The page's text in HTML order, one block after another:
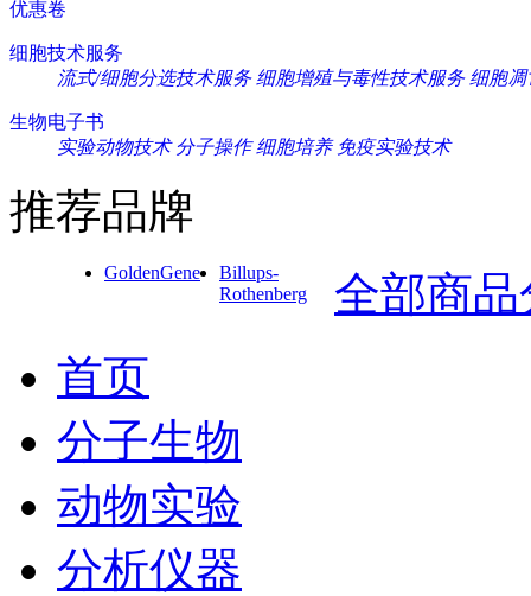
优惠卷
细胞技术服务
流式/细胞分选技术服务 细胞增殖与毒性技术服务 细胞
生物电子书
实验动物技术 分子操作 细胞培养 免疫实验技术
推荐品牌
GoldenGene
Billups-
Rothenberg
全部商品
首页
分子生物
动物实验
分析仪器